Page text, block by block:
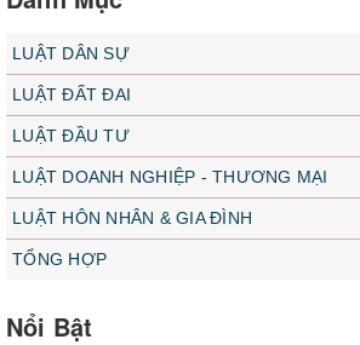
LUẬT DÂN SỰ
LUẬT ĐẤT ĐAI
LUẬT ĐẦU TƯ
LUẬT DOANH NGHIỆP - THƯƠNG MẠI
LUẬT HÔN NHÂN & GIA ĐÌNH
TỔNG HỢP
Nổi Bật